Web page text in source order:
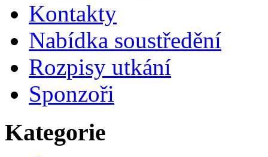
Kontakty
Nabídka soustředění
Rozpisy utkání
Sponzoři
Kategorie